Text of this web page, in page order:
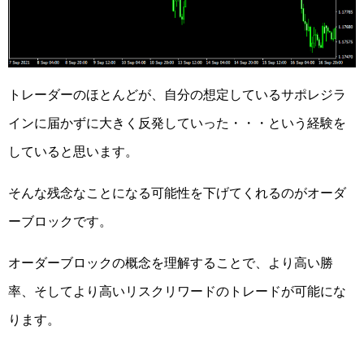
トレーダーのほとんどが、自分の想定しているサポレジラ
インに届かずに大きく反発していった・・・という経験を
していると思います。
そんな残念なことになる可能性を下げてくれるのがオーダ
ーブロックです。
オーダーブロックの概念を理解することで、より高い勝
率、そしてより高いリスクリワードのトレードが可能にな
ります。